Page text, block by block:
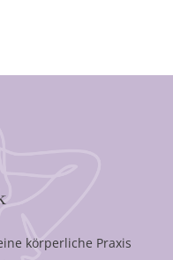
körperliche Praxis